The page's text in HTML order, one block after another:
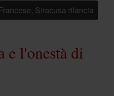
Siracusa rilancia
e l'onestà di